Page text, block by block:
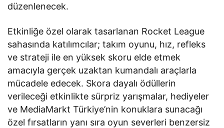
düzenlenecek.
Etkinliğe özel olarak tasarlanan Rocket League
sahasında katılımcılar; takım oyunu, hız, refleks
ve strateji ile en yüksek skoru elde etmek
amacıyla gerçek uzaktan kumandalı araçlarla
mücadele edecek. Skora dayalı ödüllerin
verileceği etkinlikte sürpriz yarışmalar, hediyeler
ve MediaMarkt Türkiye’nin konuklara sunacağı
özel fırsatların yanı sıra oyun severleri benzersiz